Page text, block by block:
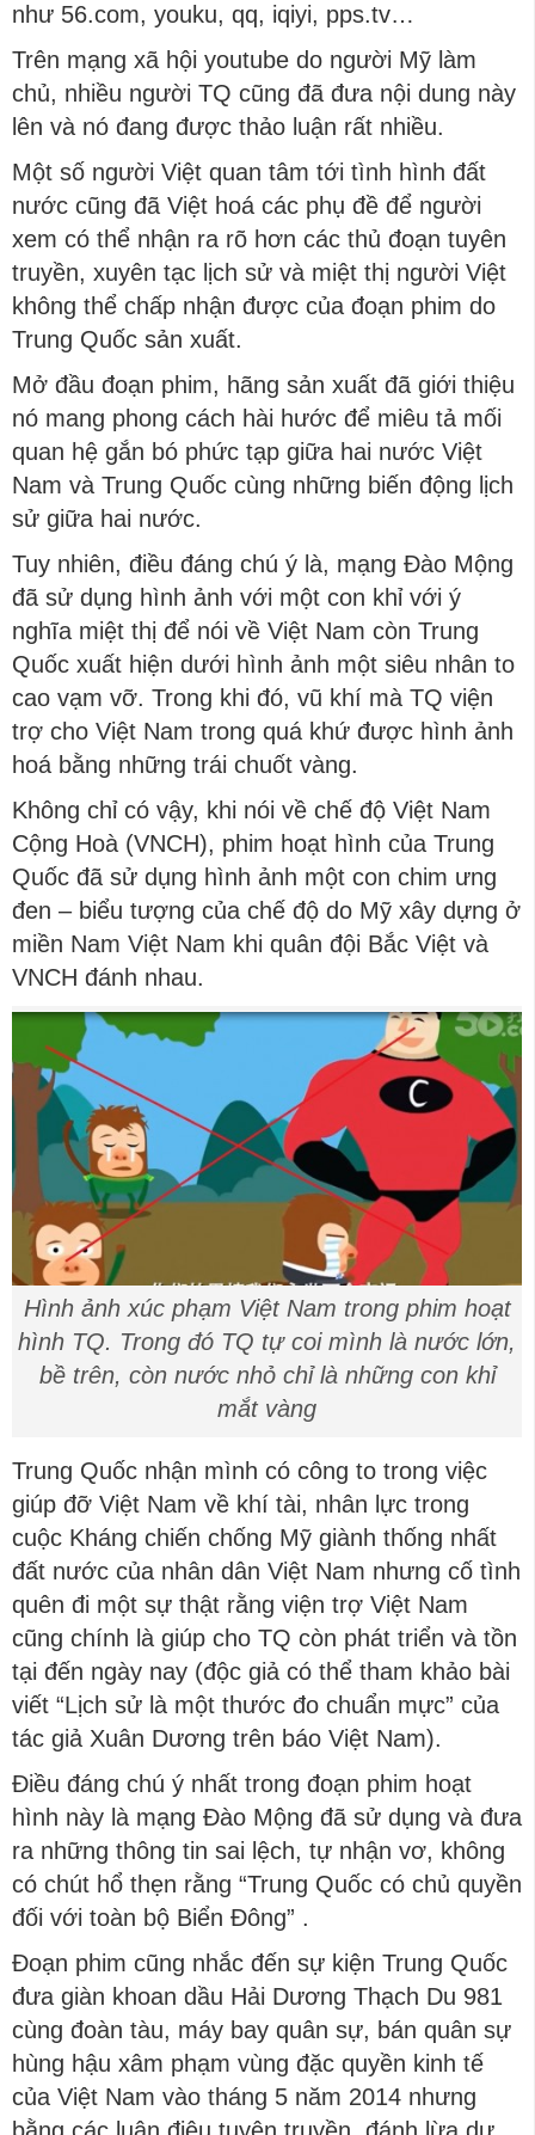
như 56.com, youku, qq, iqiyi, pps.tv…
Trên mạng xã hội youtube do người Mỹ làm
chủ, nhiều người TQ cũng đã đưa nội dung này
lên và nó đang được thảo luận rất nhiều.
Một số người Việt quan tâm tới tình hình đất
nước cũng đã Việt hoá các phụ đề để người
xem có thể nhận ra rõ hơn các thủ đoạn tuyên
truyền, xuyên tạc lịch sử và miệt thị người Việt
không thể chấp nhận được của đoạn phim do
Trung Quốc sản xuất.
Mở đầu đoạn phim, hãng sản xuất đã giới thiệu
nó mang phong cách hài hước để miêu tả mối
quan hệ gắn bó phức tạp giữa hai nước Việt
Nam và Trung Quốc cùng những biến động lịch
sử giữa hai nước.
Tuy nhiên, điều đáng chú ý là, mạng Đào Mộng
đã sử dụng hình ảnh với một con khỉ với ý
nghĩa miệt thị để nói về Việt Nam còn Trung
Quốc xuất hiện dưới hình ảnh một siêu nhân to
cao vạm vỡ. Trong khi đó, vũ khí mà TQ viện
trợ cho Việt Nam trong quá khứ được hình ảnh
hoá bằng những trái chuốt vàng.
Không chỉ có vậy, khi nói về chế độ Việt Nam
Cộng Hoà (VNCH), phim hoạt hình của Trung
Quốc đã sử dụng hình ảnh một con chim ưng
đen – biểu tượng của chế độ do Mỹ xây dựng ở
miền Nam Việt Nam khi quân đội Bắc Việt và
VNCH đánh nhau.
Hình ảnh xúc phạm Việt Nam trong phim hoạt
hình TQ. Trong đó TQ tự coi mình là nước lớn,
bề trên, còn nước nhỏ chỉ là những con khỉ
mắt vàng
Trung Quốc nhận mình có công to trong việc
giúp đỡ Việt Nam về khí tài, nhân lực trong
cuộc Kháng chiến chống Mỹ giành thống nhất
đất nước của nhân dân Việt Nam nhưng cố tình
quên đi một sự thật rằng viện trợ Việt Nam
cũng chính là giúp cho TQ còn phát triển và tồn
tại đến ngày nay (độc giả có thể tham khảo bài
viết “Lịch sử là một thước đo chuẩn mực” của
tác giả Xuân Dương trên báo Việt Nam).
Điều đáng chú ý nhất trong đoạn phim hoạt
hình này là mạng Đào Mộng đã sử dụng và đưa
ra những thông tin sai lệch, tự nhận vơ, không
có chút hổ thẹn rằng “Trung Quốc có chủ quyền
đối với toàn bộ Biển Đông” .
Đoạn phim cũng nhắc đến sự kiện Trung Quốc
đưa giàn khoan dầu Hải Dương Thạch Du 981
cùng đoàn tàu, máy bay quân sự, bán quân sự
hùng hậu xâm phạm vùng đặc quyền kinh tế
của Việt Nam vào tháng 5 năm 2014 nhưng